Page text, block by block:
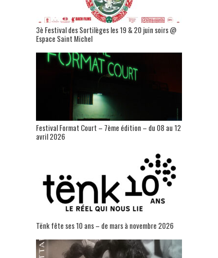
3è Festival des Sortilèges les 19 & 20 juin soirs @
Espace Saint Michel
Festival Format Court – 7ème édition – du 08 au 12
avril 2026
Tënk fête ses 10 ans – de mars à novembre 2026